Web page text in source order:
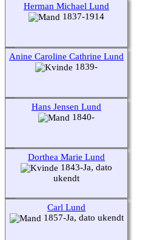
Herman Michael Lund
1837-1914
Anine Caroline Cathrine Lund
1839-
Hans Jensen Lund
1840-
Dorthea Marie Lund
1843-Ja, dato
ukendt
Carl Lund
1857-Ja, dato ukendt